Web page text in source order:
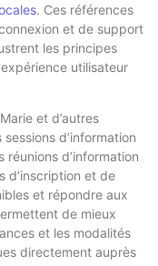
. Ces références
et de support
les principes
utilisateur
et d’autres
d’information
d’information
d’inscription et de
et répondre aux
de mieux
et les modalités
directement auprès